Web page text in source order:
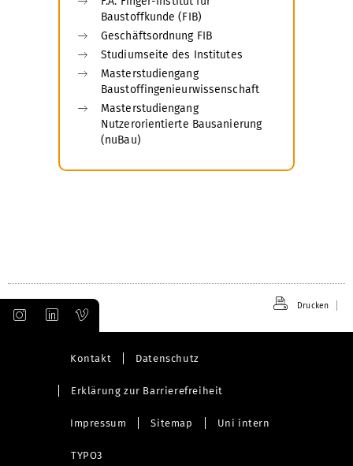
Baustoffkunde (FIB)
Geschäftsordnung FIB
Studiumseite des Institutes
Masterstudiengang
Baustoffingenieurwissenschaft
Masterstudiengang
Nutzerorientierte Bausanierung
(nuBau)
Drucken
Kontakt Datenschutz
Erklärung zur Barrierefreiheit
Impressum Sitemap Uni intern
TYPO3